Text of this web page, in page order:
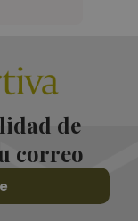
de
correo